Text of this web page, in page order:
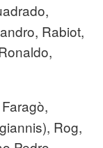
Rabiot,
Rog,